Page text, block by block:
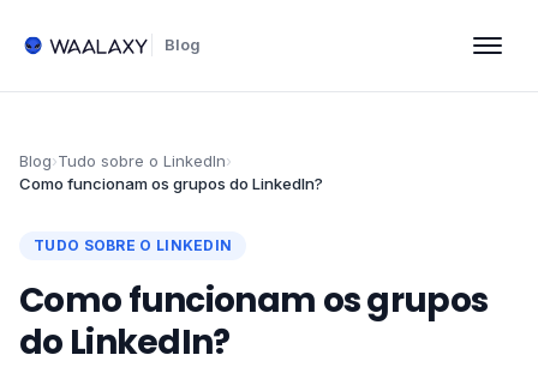
Blog
Blog›Tudo sobre o LinkedIn›
Como funcionam os grupos do LinkedIn?
TUDO SOBRE O LINKEDIN
Como funcionam os grupos
do LinkedIn?